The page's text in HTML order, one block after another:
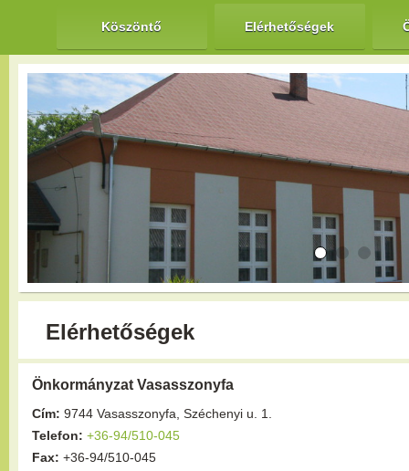
Köszöntő Elérhetőségek
Elérhetőségek
Önkormányzat Vasasszonyfa
Cím: 9744 Vasasszonyfa, Széchenyi u. 1.
Telefon: +36-94/510-045
Fax: +36-94/510-045